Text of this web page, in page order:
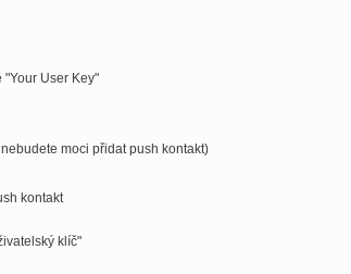
"Your User Key"
moci přidat push kontakt)
kontakt
klíč"